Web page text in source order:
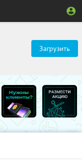
Загрузить